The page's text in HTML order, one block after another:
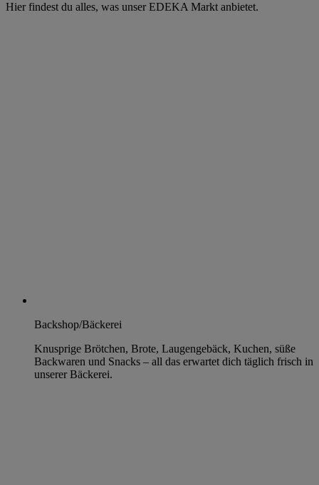
Hier findest du alles, was unser EDEKA Markt anbietet.
Backshop/Bäckerei
Knusprige Brötchen, Brote, Laugengebäck, Kuchen, süße
Backwaren und Snacks – all das erwartet dich täglich frisch in
unserer Bäckerei.